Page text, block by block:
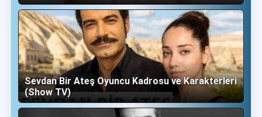
Sevdan Bir Ateş Oyuncu Kadrosu ve Karakterleri
(Show TV)